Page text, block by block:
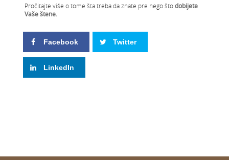
Pročitajte više o tome šta treba da znate pre nego štodobijete
Vaše štene.
Facebook Twitter
LinkedIn